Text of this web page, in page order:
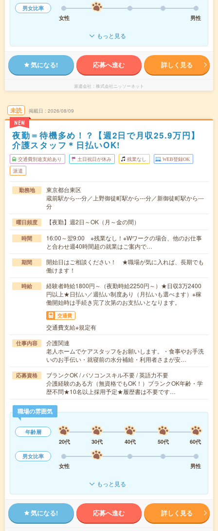
男女比率
女性
男性
もっと見る
気になる! 応募へ進む 詳しく見る
派遣会社 株式会社ニッソーネット
未読
NEW
掲載日 2026/08/09
夜勤＝待機多め！？【週2日で月収25.9万円】
介護スタッフ＊日払いOK!
交通費別途支給あり 土日祝日が休み 残業なし WEB登録OK
派遣
勤務地
東京都台東区
蔵前駅から---分／上野御徒町駅から---分／新御徒町駅から---
分
曜日頻度 【夜勤】週2日～OK（月～金の間）
時間
16:00～翌9:00 ※残業なし！※Wワークの場合、他のお仕事
と合わせ週40時間超の就業はご案内で…
期間
開始日はご相談ください！ ★職場が気に入れば、長期でも
働けます！
時給
経験者時給1800円～（夜勤時給2250円～）★日収3万2400
円以上★日払い／週払い制度あり（月払いも選べます）※稼
働開始時は手続き完了次第のお支払いとなります。
交通費
交通費支給※規定有
仕事内容
介護関連
老人ホームでケアスタッフをお願いします。・食事やお手洗
いのお手伝い・就寝前の水分補給・利用者さまが安…
応募資格
ブランクOK / パソコンスキル不要 / 英語力不要
介護経験のある方（無資格でもOK！）ブランクOK年齢・学
歴不問★10名以上採用予定★履歴書は不要です…
職場の雰囲気
年齢層
20代
30代 40代 50代
60代
男女比率
女性
男性
もっと見る
気になる! 応募へ進む 詳しく見る